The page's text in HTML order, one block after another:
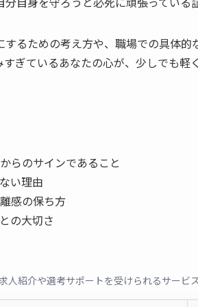
るための考え方や、職場での具体的
ぎているあなたの心が、少しでも軽
らのサインであること
い理由
感の保ち方
の大切さ
紹介や選考サポートを受けられるサービス